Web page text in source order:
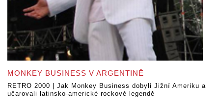
MONKEY BUSINESS V ARGENTINĚ
RETRO 2000 | Jak Monkey Business dobyli Jižní Ameriku a
učarovali latinsko-americké rockové legendě